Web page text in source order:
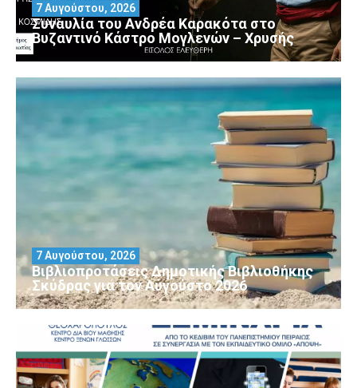
Συναυλία του Ανδρέα Καρακότα στο
Βυζαντινό Κάστρο Μογλενών – Χρυσής
7 Αυγούστου, 2026
Βιβλιοπροτάσεις Δημοτικής Βιβλιοθήκης
Σκύδρας για τον Αύγούστο 2026
7 Αυγούστου, 2026